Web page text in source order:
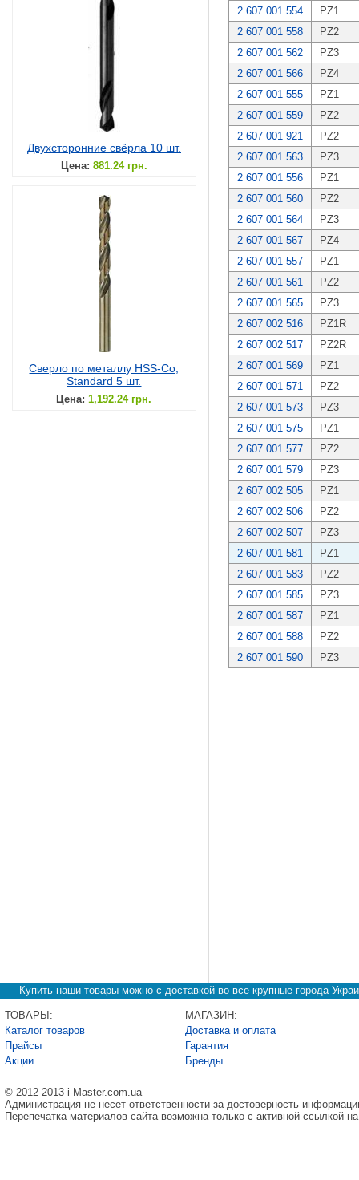
Двухсторонние свёрла 10 шт.
Цена: 881.24 грн.
Сверло по металлу HSS-Co,
Standard 5 шт.
Цена: 1,192.24 грн.
2 607 001 554
PZ1
2 607 001 558
PZ2
2 607 001 562
PZ3
2 607 001 566
PZ4
2 607 001 555
PZ1
2 607 001 559
PZ2
2 607 001 921
PZ2
2 607 001 563
PZ3
2 607 001 556
PZ1
2 607 001 560
PZ2
2 607 001 564
PZ3
2 607 001 567
PZ4
2 607 001 557
PZ1
2 607 001 561
PZ2
2 607 001 565
PZ3
2 607 002 516
PZ1R
2 607 002 517
PZ2R
2 607 001 569
PZ1
2 607 001 571
PZ2
2 607 001 573
PZ3
2 607 001 575
PZ1
2 607 001 577
PZ2
2 607 001 579
PZ3
2 607 002 505
PZ1
2 607 002 506
PZ2
2 607 002 507
PZ3
2 607 001 581
PZ1
2 607 001 583
PZ2
2 607 001 585
PZ3
2 607 001 587
PZ1
2 607 001 588
PZ2
2 607 001 590
PZ3
Купить наши товары можно с доставкой во все крупные города
ТОВАРЫ:
Каталог товаров
Прайсы
Акции
МАГАЗИН:
Доставка и оплата
Гарантия
Бренды
© 2012-2013 i-Master.com.ua
Администрация не несет ответственности за достоверность
Перепечатка материалов сайта возможна только с активной ссылкой